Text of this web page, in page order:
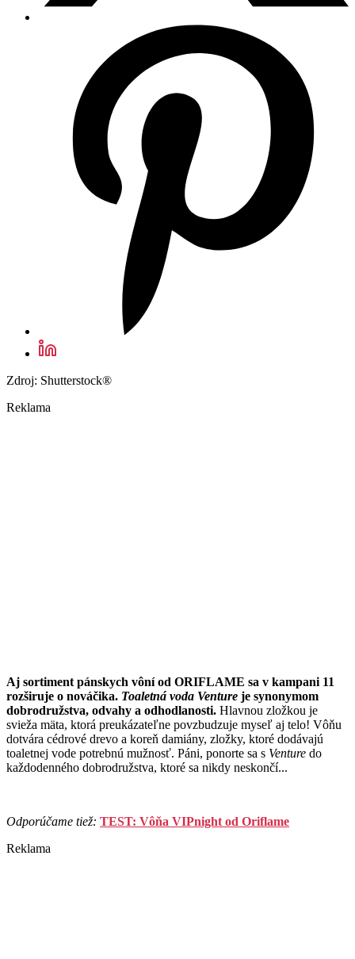
Zdroj: Shutterstock®
Reklama
Aj sortiment pánskych vôní od ORIFLAME sa v kampani 11
rozširuje o nováčika. Toaletná voda Venture je synonymom
dobrodružstva, odvahy a odhodlanosti. Hlavnou zložkou je
svieža mäta, ktorá preukázateľne povzbudzuje myseľ aj telo! Vôňu
dotvára cédrové drevo a koreň damiány, zložky, ktoré dodávajú
toaletnej vode potrebnú mužnosť. Páni, ponorte sa s Venture do
každodenného dobrodružstva, ktoré sa nikdy neskončí...
Odporúčame tiež: TEST: Vôňa VIPnight od Oriflame
Reklama